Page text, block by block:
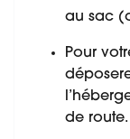
au sac
Pour
de route.